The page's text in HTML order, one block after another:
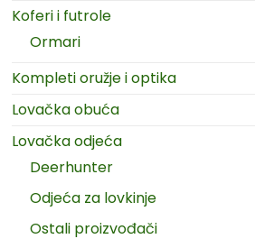
Koferi i futrole
Ormari
Kompleti oružje i optika
Lovačka obuća
Lovačka odjeća
Deerhunter
Odjeća za lovkinje
Ostali proizvođači